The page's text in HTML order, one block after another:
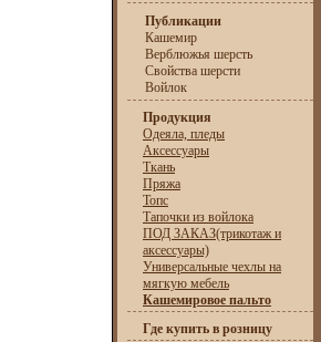
Публикации
Кашемир
Верблюжья шерсть
Свойства шерсти
Войлок
Продукция
Одеяла, пледы
Аксессуары
Ткань
Пряжа
Топс
Тапочки из войлока
ПОД ЗАКАЗ(трикотаж и
аксессуары)
Универсальные чехлы на
мягкую мебель
Кашемировое пальто
Где купить в розницу